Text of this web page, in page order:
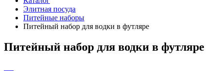
Элитная посуда
Питейные наборы
Питейный набор для водки в футляре
Питейный набор для водки в футляре